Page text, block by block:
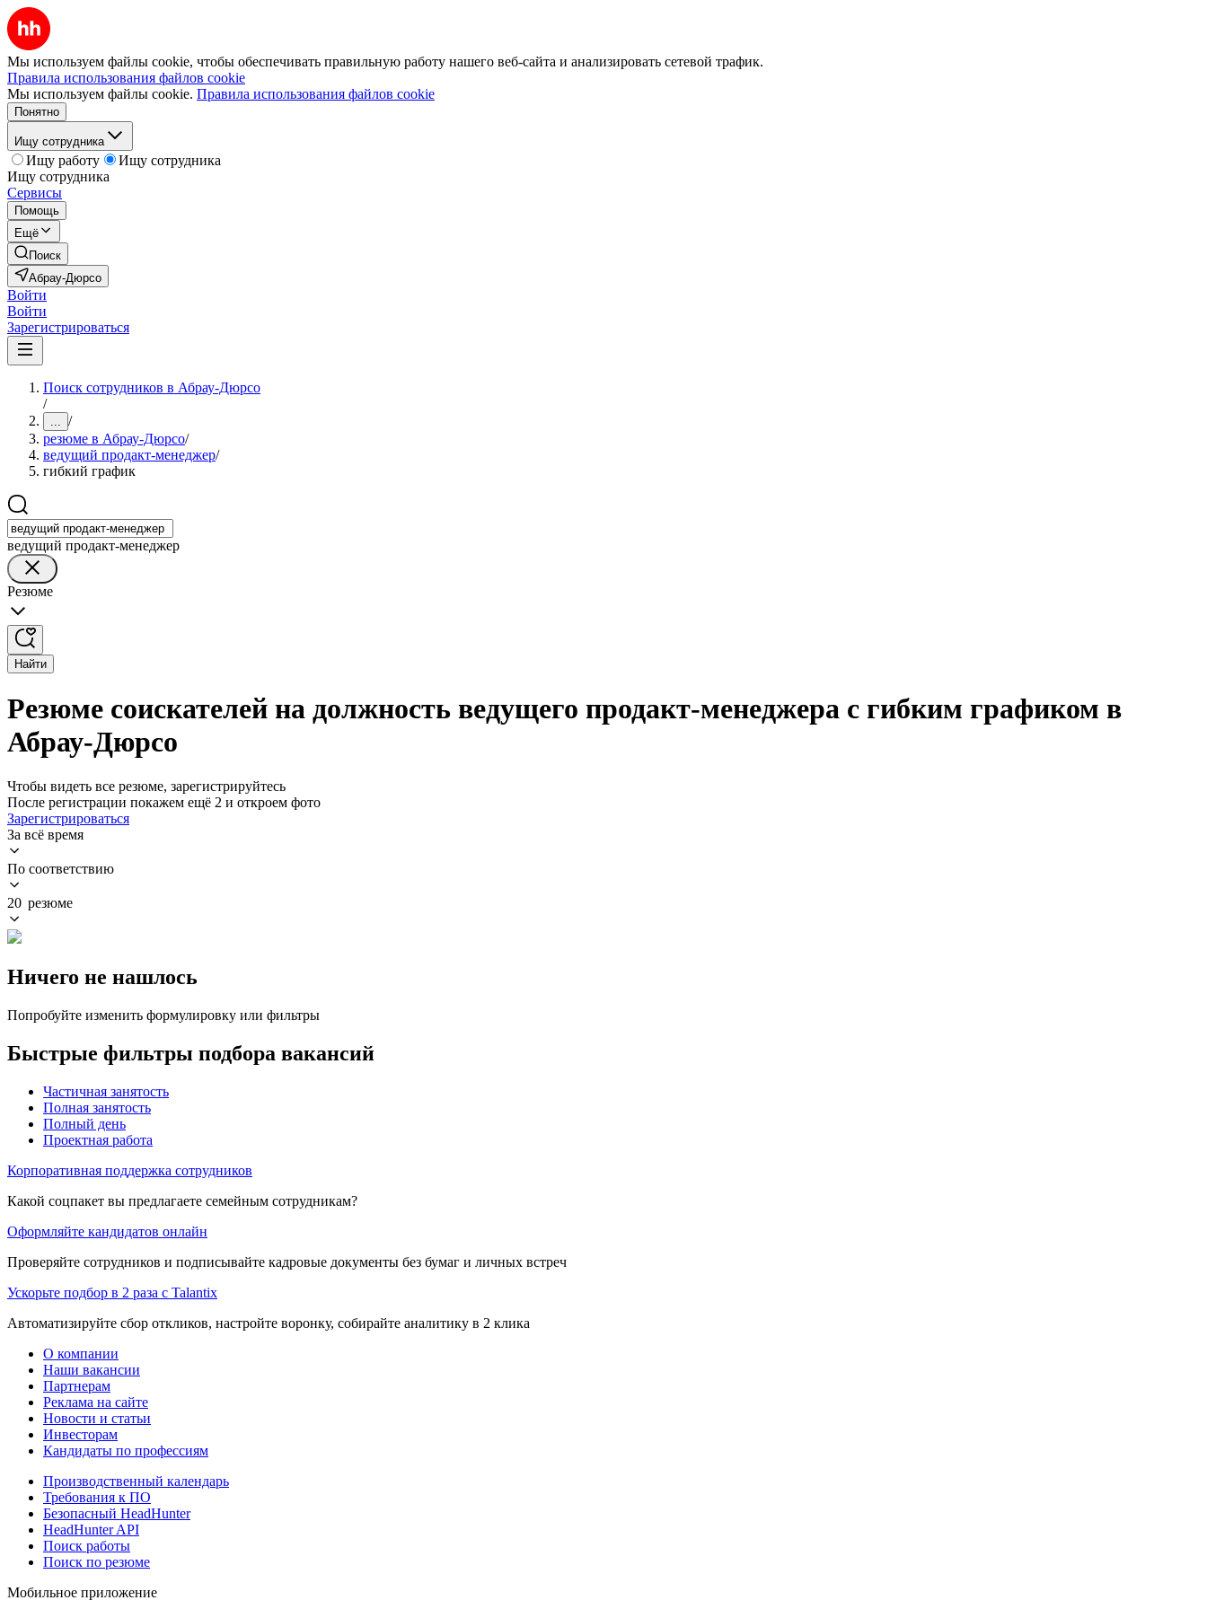
Мы используем файлы cookie, чтобы обеспечивать правильную работу нашего веб-сайта и анализировать сетевой трафик.
Правила использования файлов cookie
Мы используем файлы cookie. Правила использования файлов cookie
Понятно
Ищу сотрудника
Ищу работу
Ищу сотрудника
Ищу сотрудника
Сервисы
Помощь
Ещё
Поиск
Абрау-Дюрсо
Войти
Войти
Зарегистрироваться
Поиск сотрудников в Абрау-Дюрсо
/
... /
резюме в Абрау-Дюрсо/
ведущий продакт-менеджер/
гибкий график
ведущий продакт-менеджер
Резюме
Найти
Резюме соискателей на должность ведущего продакт-менеджера с гибким графиком в
Абрау-Дюрсо
Чтобы видеть все резюме, зарегистрируйтесь
После регистрации покажем ещё 2 и откроем фото
Зарегистрироваться
За всё время
По соответствию
20 резюме
Ничего не нашлось
Попробуйте изменить формулировку или фильтры
Быстрые фильтры подбора вакансий
Частичная занятость
Полная занятость
Полный день
Проектная работа
Корпоративная поддержка сотрудников
Какой соцпакет вы предлагаете семейным сотрудникам?
Оформляйте кандидатов онлайн
Проверяйте сотрудников и подписывайте кадровые документы без бумаг и личных встреч
Ускорьте подбор в 2 раза с Talantix
Автоматизируйте сбор откликов, настройте воронку, собирайте аналитику в 2 клика
О компании
Наши вакансии
Партнерам
Реклама на сайте
Новости и статьи
Инвесторам
Кандидаты по профессиям
Производственный календарь
Требования к ПО
Безопасный HeadHunter
HeadHunter API
Поиск работы
Поиск по резюме
Мобильное приложение